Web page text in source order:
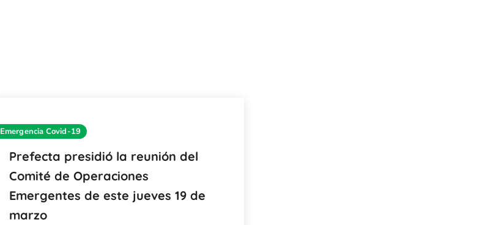
Emergencia Covid-19
Prefecta presidió la reunión del
Comité de Operaciones
Emergentes de este jueves 19 de
marzo